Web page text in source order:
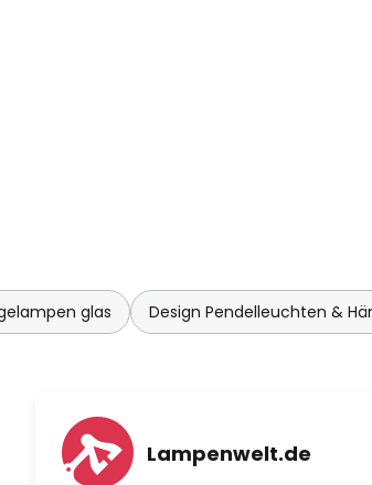
glas Design Pendelleuchten &
Lampenwelt.de